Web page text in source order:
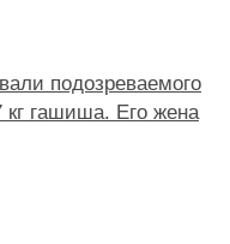
подозреваемого
кг гашиша. Его жена